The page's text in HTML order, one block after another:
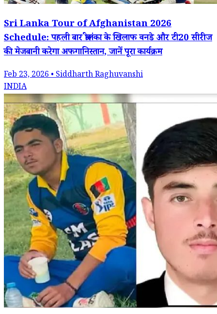
Sri Lanka Tour of Afghanistan 2026
Schedule: पहली बार श्रीलंका के खिलाफ वनडे और टी20 सीरीज
की मेजबानी करेगा अफगानिस्तान, जानें पूरा कार्यक्रम
Feb 23, 2026 • Siddharth Raghuvanshi
INDIA